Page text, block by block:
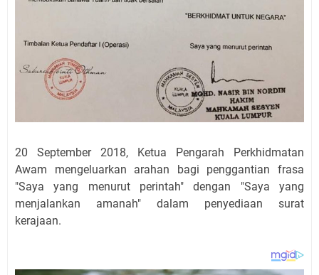
20 September 2018, Ketua Pengarah Perkhidmatan
Awam mengeluarkan arahan bagi penggantian frasa
"Saya yang menurut perintah" dengan "Saya yang
menjalankan amanah" dalam penyediaan surat
kerajaan.